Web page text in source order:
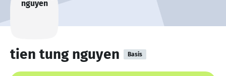
tien tung nguyen Basis